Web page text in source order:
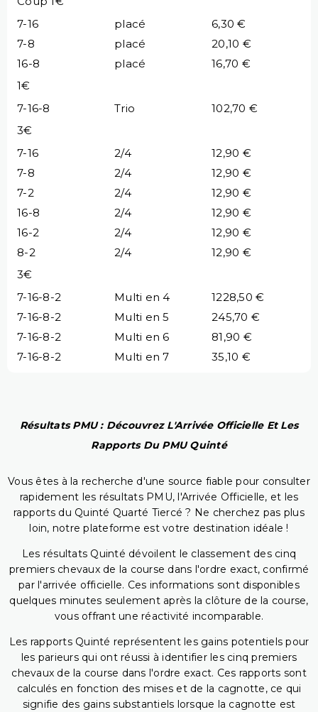
7-16
placé
6,30 €
7-8
placé
20,10 €
16-8
placé
16,70 €
1€
7-16-8
Trio
102,70 €
3€
7-16
2/4
12,90 €
7-8
2/4
12,90 €
7-2
2/4
12,90 €
16-8
2/4
12,90 €
16-2
2/4
12,90 €
8-2
2/4
12,90 €
3€
7-16-8-2
Multi en 4
1228,50 €
7-16-8-2
Multi en 5
245,70 €
7-16-8-2
Multi en 6
81,90 €
7-16-8-2
Multi en 7 35,10 €
Résultats PMU : Découvrez L'Arrivée Officielle Et Les
Rapports Du PMU Quinté
Vous êtes à la recherche d'une source fiable pour consulter
rapidement les résultats PMU, l'Arrivée Officielle, et les
rapports du Quinté Quarté Tiercé ? Ne cherchez pas plus
loin, notre plateforme est votre destination idéale !
Les résultats Quinté dévoilent le classement des cinq
premiers chevaux de la course dans l'ordre exact, confirmé
par l'arrivée officielle. Ces informations sont disponibles
quelques minutes seulement après la clôture de la course,
vous offrant une réactivité incomparable.
Les rapports Quinté représentent les gains potentiels pour
les parieurs qui ont réussi à identifier les cinq premiers
chevaux de la course dans l'ordre exact. Ces rapports sont
calculés en fonction des mises et de la cagnotte, ce qui
signifie des gains substantiels lorsque la cagnotte est